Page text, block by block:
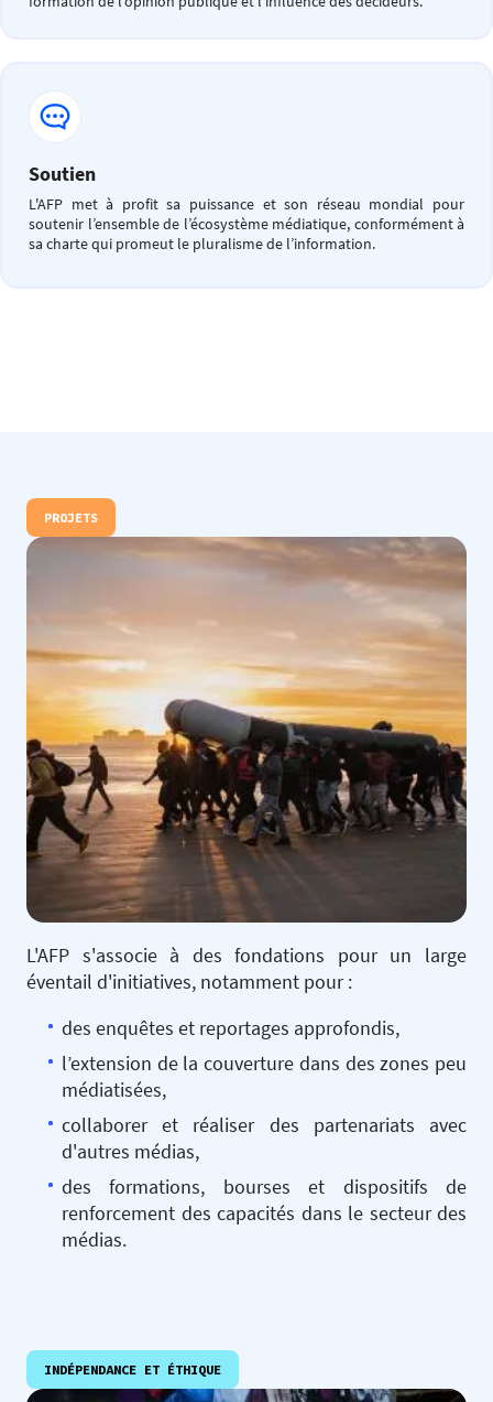
Soutien
L'AFP met à profit sa puissance et son réseau mondial pour
soutenir l’ensemble de l’écosystème médiatique, conformément à
sa charte qui promeut le pluralisme de l’information.
PROJETS
L'AFP s'associe à des fondations pour un large
éventail d'initiatives, notamment pour :
des enquêtes et reportages approfondis,
l’extension de la couverture dans des zones peu
médiatisées,
collaborer et réaliser des partenariats avec
d'autres médias,
des formations, bourses et dispositifs de
renforcement des capacités dans le secteur des
médias.
INDÉPENDANCE ET ÉTHIQUE